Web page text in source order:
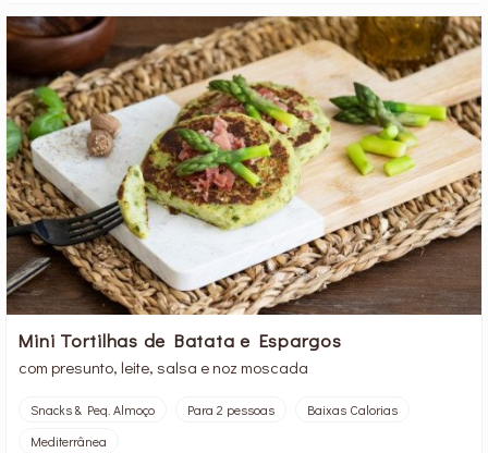
Mini Tortilhas de Batata e Espargos
com presunto, leite, salsa e noz moscada
Snacks & Peq. Almoço Para 2 pessoas
Baixas Calorias
Mediterrânea